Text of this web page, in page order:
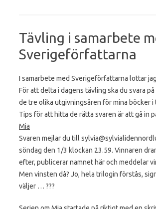
Tävling i samarbete
Sverigeförfattarna
I samarbete med Sverigeförfattarna lottar
För att delta i dagens tävling ska du svara
de tre olika utgivningsåren för mina böcker i
Tips för att hitta de rätta svaren är att gå in
Mia
Svaren mejlar du till
söndag den 1/3 klockan 23.59. Vinnaren
efter, publicerar namnet här och meddelar
Men vinsten då? Jo, hela trilogin förstås,
väljer … ???